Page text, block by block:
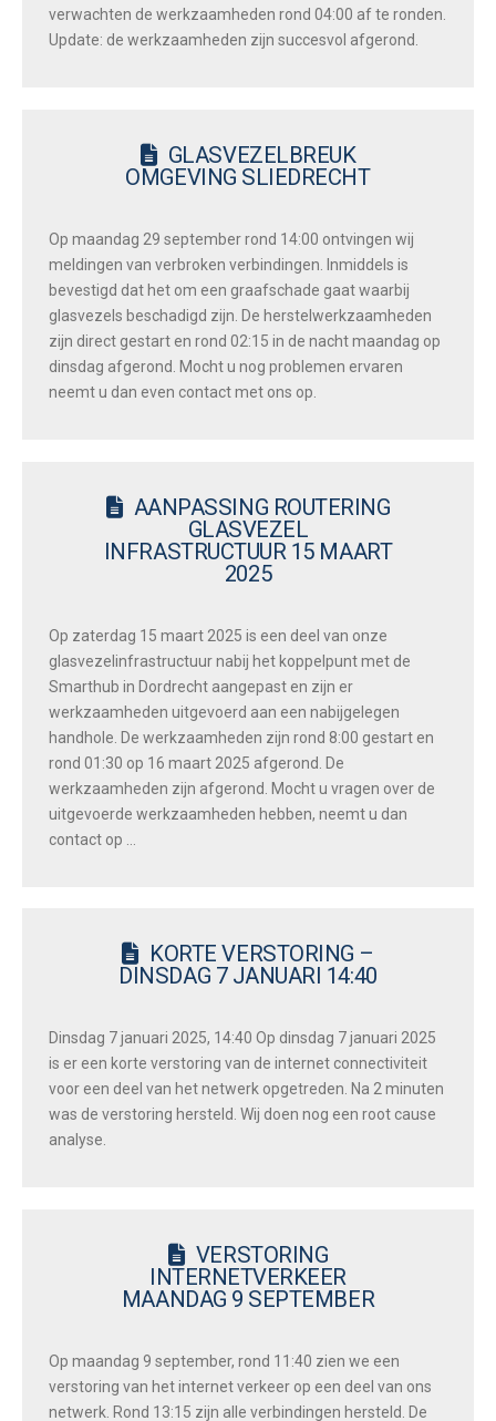
verwachten de werkzaamheden rond 04:00 af te ronden.
Update: de werkzaamheden zijn succesvol afgerond.
GLASVEZELBREUK
OMGEVING SLIEDRECHT
Op maandag 29 september rond 14:00 ontvingen wij
meldingen van verbroken verbindingen. Inmiddels is
bevestigd dat het om een graafschade gaat waarbij
glasvezels beschadigd zijn. De herstelwerkzaamheden
zijn direct gestart en rond 02:15 in de nacht maandag op
dinsdag afgerond. Mocht u nog problemen ervaren
neemt u dan even contact met ons op.
AANPASSING ROUTERING
GLASVEZEL
INFRASTRUCTUUR 15 MAART
2025
Op zaterdag 15 maart 2025 is een deel van onze
glasvezelinfrastructuur nabij het koppelpunt met de
Smarthub in Dordrecht aangepast en zijn er
werkzaamheden uitgevoerd aan een nabijgelegen
handhole. De werkzaamheden zijn rond 8:00 gestart en
rond 01:30 op 16 maart 2025 afgerond. De
werkzaamheden zijn afgerond. Mocht u vragen over de
uitgevoerde werkzaamheden hebben, neemt u dan
contact op …
KORTE VERSTORING –
DINSDAG 7 JANUARI 14:40
Dinsdag 7 januari 2025, 14:40 Op dinsdag 7 januari 2025
is er een korte verstoring van de internet connectiviteit
voor een deel van het netwerk opgetreden. Na 2 minuten
was de verstoring hersteld. Wij doen nog een root cause
analyse.
VERSTORING
INTERNETVERKEER
MAANDAG 9 SEPTEMBER
Op maandag 9 september, rond 11:40 zien we een
verstoring van het internet verkeer op een deel van ons
netwerk. Rond 13:15 zijn alle verbindingen hersteld. De